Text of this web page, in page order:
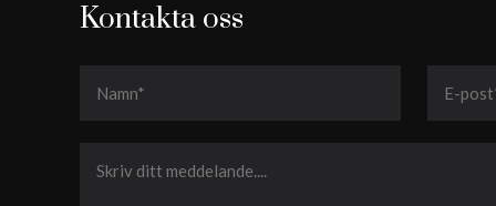
Kontakta oss